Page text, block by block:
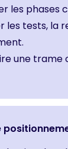
les phases
les tests, la
une trame